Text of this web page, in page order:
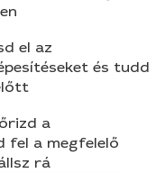
el az
és tudd
a
fel a megfelelő
rá